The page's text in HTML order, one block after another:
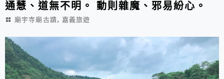
通慧、道無不明。 動則雜魔、邪易紛心。
廟宇寺廟古蹟, 嘉義旅遊